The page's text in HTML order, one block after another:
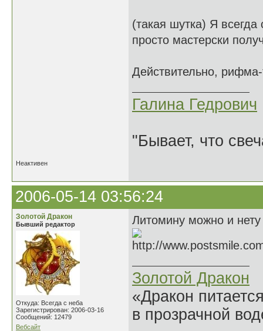
(такая шутка) Я всегда
просто мастерски
Действительно,
Галина Гедрович
"Бывает, что
Неактивен
2006-05-14 03:56:24
Золотой Дракон
Бывший редактор
Откуда: Всегда с неба
Зарегистрирован: 2006-03-16
Сообщений: 12479
Вебсайт
Литомину можно и
Золотой Дракон
«Дракон
в прозрачной